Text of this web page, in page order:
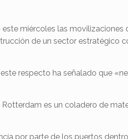
este miércoles las movilizaciones
de un sector estratégico
respecto ha señalado que
es un coladero de
por parte de los puertos